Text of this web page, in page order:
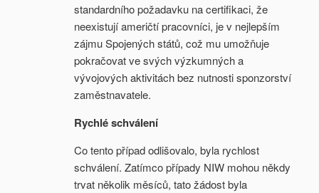
standardního požadavku na certifikaci, že
neexistují američtí pracovníci, je v nejlepším
zájmu Spojených států, což mu umožňuje
pokračovat ve svých výzkumných a
vývojových aktivitách bez nutnosti sponzorství
zaměstnavatele.
Rychlé schválení
Co tento případ odlišovalo, byla rychlost
schválení. Zatímco případy NIW mohou někdy
trvat několik měsíců, tato žádost byla